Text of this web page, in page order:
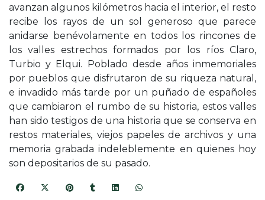
avanzan algunos kilómetros hacia el interior, el resto
recibe los rayos de un sol generoso que parece
anidarse benévolamente en todos los rincones de
los valles estrechos formados por los ríos Claro,
Turbio y Elqui. Poblado desde años inmemoriales
por pueblos que disfrutaron de su riqueza natural,
e invadido más tarde por un puñado de españoles
que cambiaron el rumbo de su historia, estos valles
han sido testigos de una historia que se conserva en
restos materiales, viejos papeles de archivos y una
memoria grabada indeleblemente en quienes hoy
son depositarios de su pasado.